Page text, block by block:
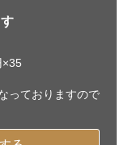
っておりますので